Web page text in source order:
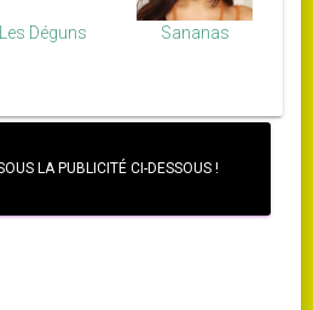
Les Déguns Sananas
LA PUBLICITÉ CI-DESSOUS !